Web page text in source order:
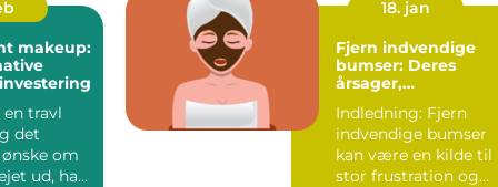
makeup:
travl
det
om
ud, har
18. jan
Fjern indvendige
bumser: Deres
årsager,
der og
Indledning: Fjern
indvendige bumser
kan være en kilde til
stor frustration og